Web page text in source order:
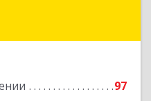
97
г, Курчатова ул,